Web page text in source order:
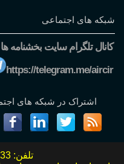
شبکه های اجتماعی
کانال تلگرام سایت بخشنامه ها
https://telegram.me/aircir
اشتراک در شبکه های
تلفن: